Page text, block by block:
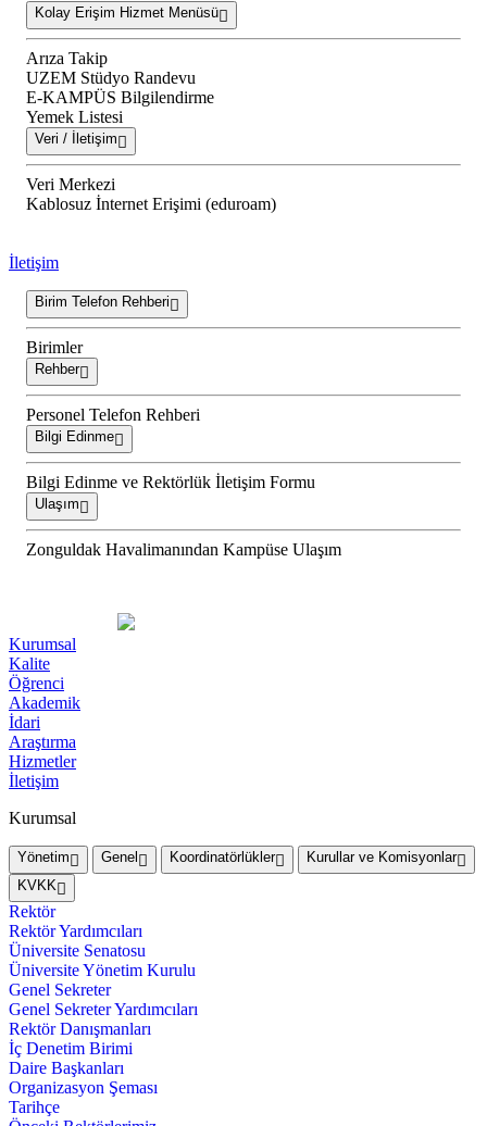
Kolay Erişim Hizmet Menüsü
Arıza Takip
UZEM Stüdyo Randevu
E-KAMPÜS Bilgilendirme
Yemek Listesi
Veri / İletişim
Veri Merkezi
Kablosuz İnternet Erişimi (eduroam)
İletişim
Birim Telefon Rehberi
Birimler
Rehber
Personel Telefon Rehberi
Bilgi Edinme
Bilgi Edinme ve Rektörlük İletişim Formu
Ulaşım
Zonguldak Havalimanından Kampüse Ulaşım
Kurumsal
Kalite
Öğrenci
Akademik
İdari
Araştırma
Hizmetler
İletişim
Kurumsal
Yönetim Genel Koordinatörlükler
Kurullar ve Komisyonlar
KVKK
Rektör
Rektör Yardımcıları
Üniversite Senatosu
Üniversite Yönetim Kurulu
Genel Sekreter
Genel Sekreter Yardımcıları
Rektör Danışmanları
İç Denetim Birimi
Daire Başkanları
Organizasyon Şeması
Tarihçe